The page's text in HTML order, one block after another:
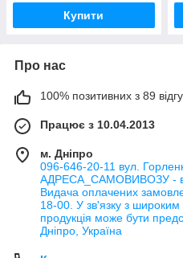
Купити
Про нас
100% позитивних з 89
Працює з 10.04.2013
м. Дніпро
096-646-20-11 вул.
АДРЕСА_САМОВИВОЗУ -
Видача оплачених
18-00. У зв'язку з
продукція може бути
Дніпро, Україна